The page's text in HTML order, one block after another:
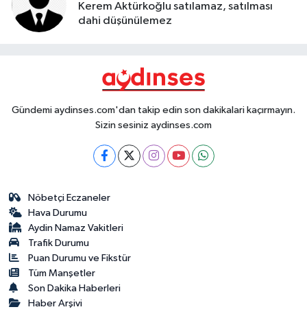
Kerem Aktürkoğlu satılamaz, satılması
dahi düşünülemez
Gündemi aydinses.com'dan takip edin son dakikalari kaçırmayın.
Sizin sesiniz aydinses.com
Nöbetçi Eczaneler
Hava Durumu
Aydin Namaz Vakitleri
Trafik Durumu
Puan Durumu ve Fikstür
Tüm Manşetler
Son Dakika Haberleri
Haber Arşivi